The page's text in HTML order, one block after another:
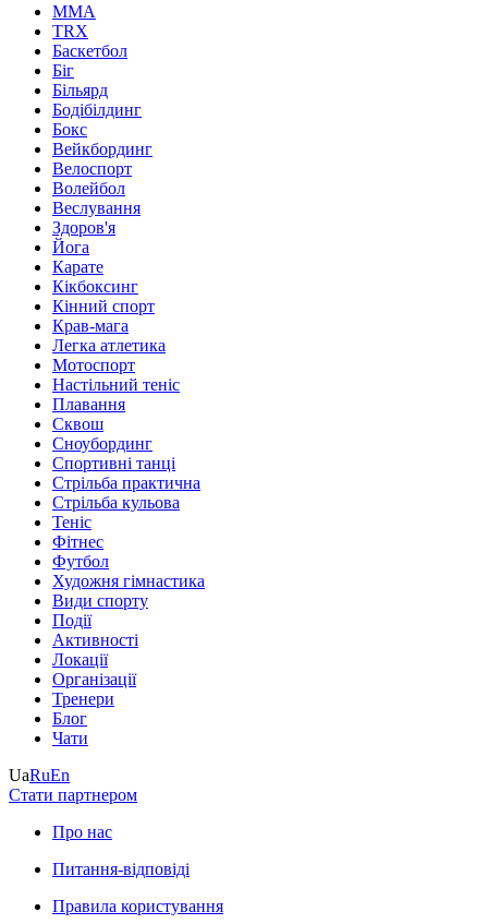
MMA
TRX
Баскетбол
Біг
Більярд
Бодібілдинг
Бокс
Вейкбординг
Велоспорт
Волейбол
Веслування
Здоров'я
Йога
Карате
Кікбоксинг
Кінний спорт
Крав-мага
Легка атлетика
Мотоспорт
Настільний теніс
Плавання
Сквош
Сноубординг
Спортивні танці
Стрільба практична
Стрільба кульова
Теніс
Фітнес
Футбол
Художня гімнастика
Види спорту
Події
Активності
Локації
Організації
Тренери
Блог
Чати
UaRuEn
Стати партнером
Про нас
Питання-відповіді
Правила користування